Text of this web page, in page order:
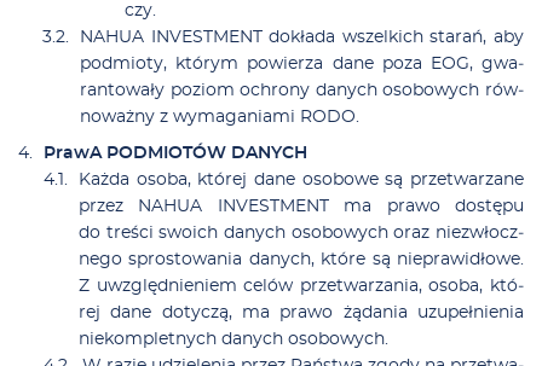
czy.
NAHUA INVESTMENT do­kła­da wszel­kich sta­rań, aby
podmio­ty, któ­rym po­wie­rza da­ne po­za EOG, gwa­
ran­to­wa­ły po­ziom ochro­ny da­nych oso­bo­wych rów­
no­waż­ny z wy­ma­ga­nia­mi RODO.
Pra­wA PODMIOTÓW DANYCH
Każ­da oso­ba, któ­rej da­ne oso­bo­we są prze­twa­rza­ne
przez NAHUA INVESTMENT ma pra­wo do­stę­pu
do tre­ści swo­ich da­nych oso­bo­wych oraz nie­zwłocz­
ne­go spro­sto­wa­nia da­nych, któ­re są nie­pra­wi­dło­we.
Z uwzględ­nie­niem ce­lów prze­twa­rza­nia, oso­ba, któ­
rej da­ne do­ty­czą, ma pra­wo żą­da­nia uzu­peł­nie­nia
nie­kom­plet­nych da­nych oso­bo­wych.